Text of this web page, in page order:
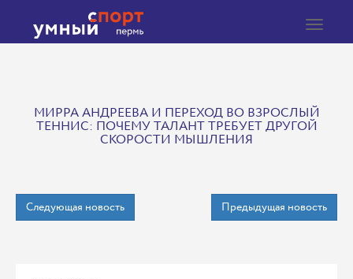
Toggle
МИРРА АНДРЕЕВА И ПЕРЕХОД ВО ВЗРОСЛЫЙ
ТЕННИС: ПОЧЕМУ ТАЛАНТ ТРЕБУЕТ ДРУГОЙ
СКОРОСТИ МЫШЛЕНИЯ
Следующая новость Предыдущая новость